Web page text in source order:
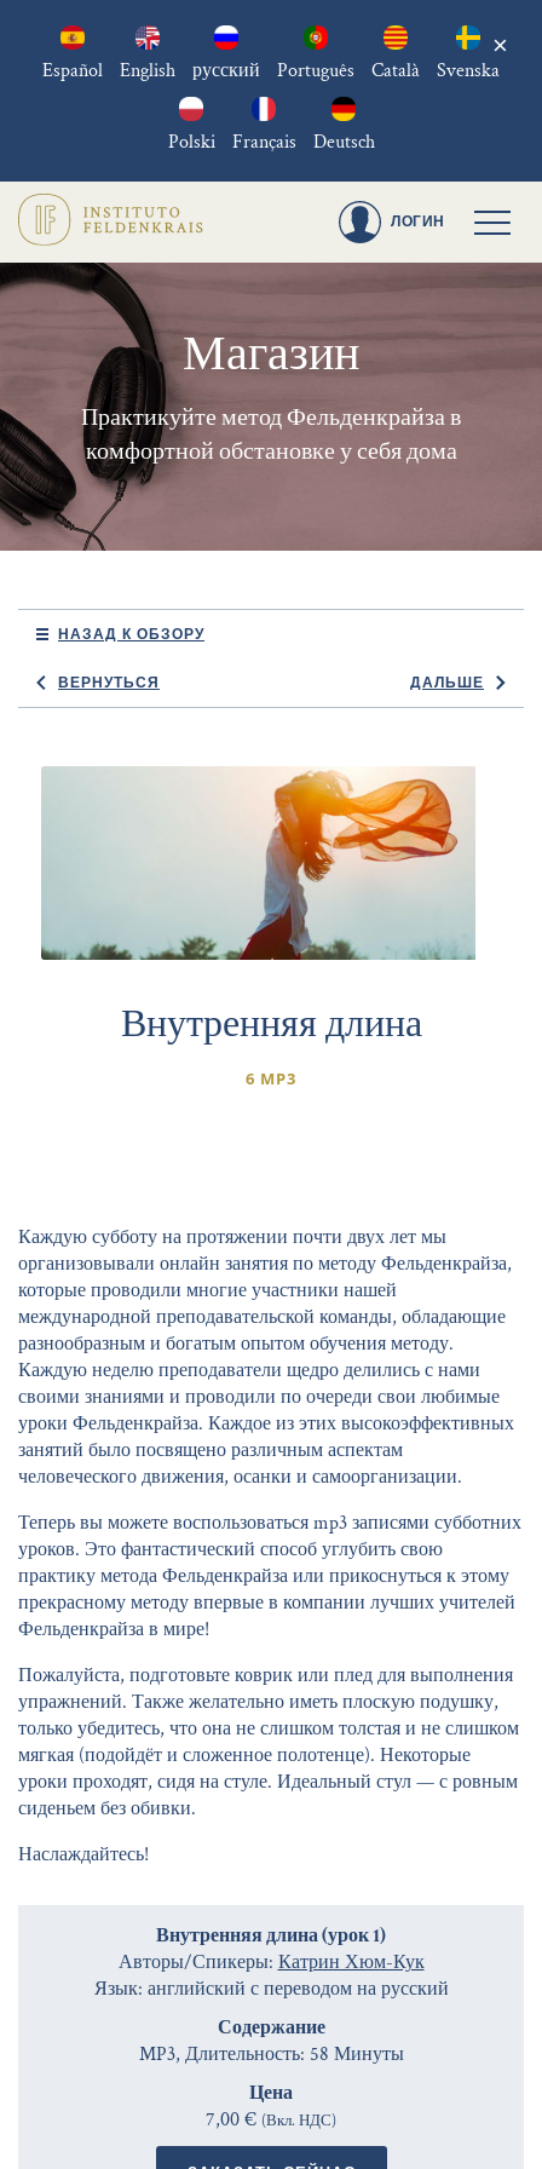
Español English русский Português Català Svenska
Polski Français Deutsch
×
ЛОГИН
Магазин
Практикуйте метод Фельденкрайза в
комфортной обстановке у себя дома
НАЗАД К ОБЗОРУ
ВЕРНУТЬСЯ ДАЛЬШЕ
Внутренняя длина
6 MP3
Каждую субботу на протяжении почти двух лет мы
организовывали онлайн занятия по методу Фельденкрайза,
которые проводили многие участники нашей
международной преподавательской команды, обладающие
разнообразным и богатым опытом обучения методу.
Каждую неделю преподаватели щедро делились с нами
своими знаниями и проводили по очереди свои любимые
уроки Фельденкрайза. Каждое из этих высокоэффективных
занятий было посвящено различным аспектам
человеческого движения, осанки и самоорганизации.
Теперь вы можете воспользоваться mp3 записями субботних
уроков. Это фантастический способ углубить свою
практику метода Фельденкрайза или прикоснуться к этому
прекрасному методу впервые в компании лучших учителей
Фельденкрайза в мире!
Пожалуйста, подготовьте коврик или плед для выполнения
упражнений. Также желательно иметь плоскую подушку,
только убедитесь, что она не слишком толстая и не слишком
мягкая (подойдёт и сложенное полотенце). Некоторые
уроки проходят, сидя на стуле. Идеальный стул — с ровным
сиденьем без обивки.
Наслаждайтесь!
Внутренняя длина (урок 1)
Авторы/Спикеры: Катрин Хюм-Кук
Язык: английский с переводом на русский
Содержание
MP3, Длительность: 58 Минуты
Цена
7,00 € (Вкл. НДС)